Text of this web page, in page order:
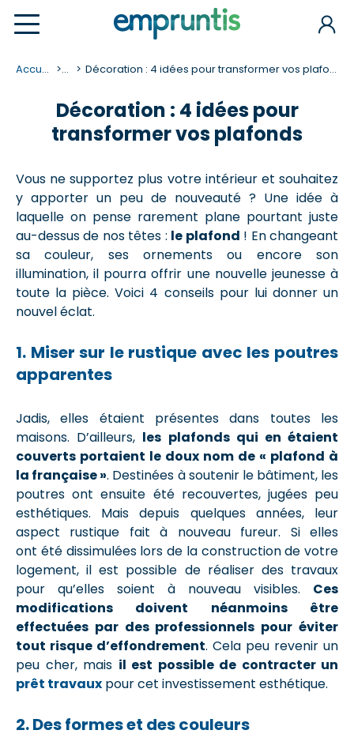
Accueil ... Décoration : 4 idées pour transformer vos plafonds
Décoration : 4 idées pour
transformer vos plafonds
Vous ne supportez plus votre intérieur et souhaitez
y apporter un peu de nouveauté ? Une idée à
laquelle on pense rarement plane pourtant juste
au-dessus de nos têtes : le plafond ! En changeant
sa couleur, ses ornements ou encore son
illumination, il pourra offrir une nouvelle jeunesse à
toute la pièce. Voici 4 conseils pour lui donner un
nouvel éclat.
1. Miser sur le rustique avec les poutres
apparentes
Jadis, elles étaient présentes dans toutes les
maisons. D’ailleurs, les plafonds qui en étaient
couverts portaient le doux nom de « plafond à
la française ». Destinées à soutenir le bâtiment, les
poutres ont ensuite été recouvertes, jugées peu
esthétiques. Mais depuis quelques années, leur
aspect rustique fait à nouveau fureur. Si elles
ont été dissimulées lors de la construction de votre
logement, il est possible de réaliser des travaux
pour qu’elles soient à nouveau visibles. Ces
modifications doivent néanmoins être
effectuées par des professionnels pour éviter
tout risque d’effondrement. Cela peu revenir un
peu cher, mais il est possible de contracter un
prêt travaux pour cet investissement esthétique.
2. Des formes et des couleurs